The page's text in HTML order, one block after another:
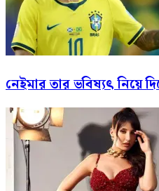
নেইমার তার ভবিষ্যৎ নিয়ে